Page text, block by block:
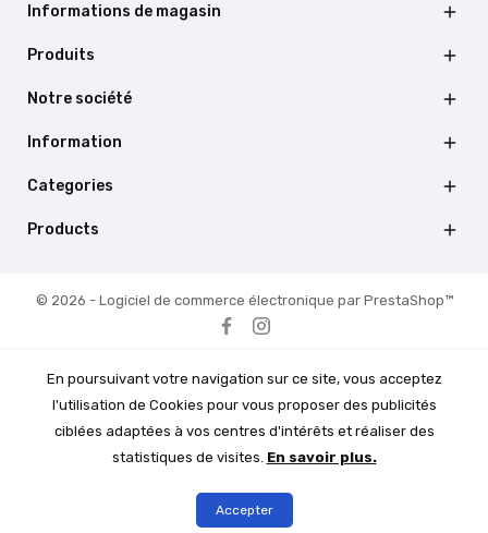
Informations de magasin 
Produits 
Notre société 
Information 
Categories 
Products 
© 2026 - Logiciel de commerce électronique par PrestaShop™
En poursuivant votre navigation sur ce site, vous acceptez
l'utilisation de Cookies pour vous proposer des publicités
ciblées adaptées à vos centres d'intérêts et réaliser des
statistiques de visites. En savoir plus.
Accepter